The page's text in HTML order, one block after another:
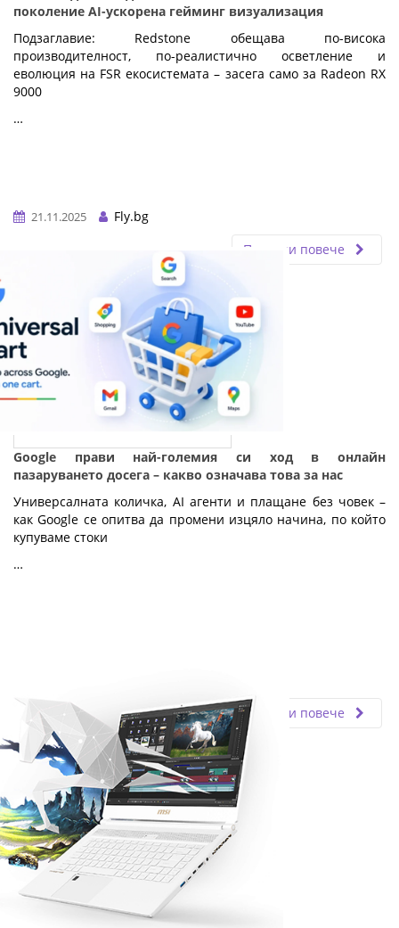
поколение AI-ускорена гейминг визуализация
Подзаглавие: Redstone обещава по-висока
производителност, по-реалистично осветление и
еволюция на FSR екосистемата – засега само за Radeon RX
9000
…
21.11.2025
Fly.bg
Прочети повече
Google прави най-големия си ход в онлайн
пазаруването досега – какво означава това за нас
Универсалната количка, AI агенти и плащане без човек –
как Google се опитва да промени изцяло начина, по който
купуваме стоки
…
Прочети повече